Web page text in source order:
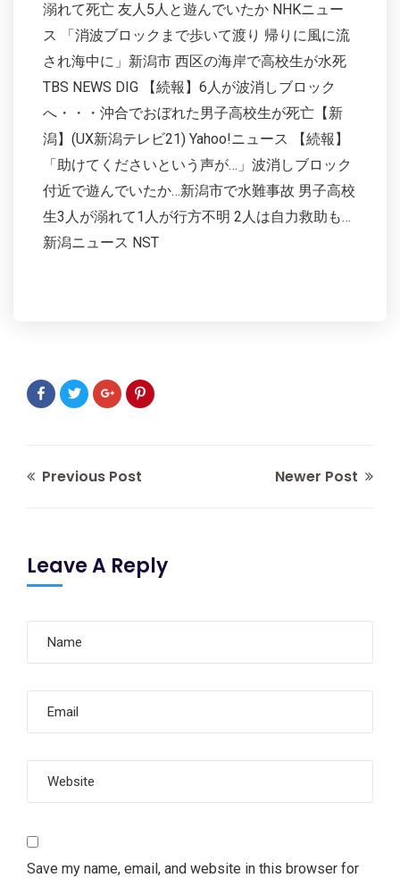
溺れて死亡 友人5人と遊んでいたか NHKニュー
ス 「消波ブロックまで歩いて渡り 帰りに風に流
され海中に」新潟市 西区の海岸で高校生が水死
TBS NEWS DIG 【続報】6人が波消しブロック
へ・・・沖合でおぼれた男子高校生が死亡【新
潟】(UX新潟テレビ21) Yahoo!ニュース 【続報】
「助けてくださいという声が…」波消しブロック
付近で遊んでいたか…新潟市で水難事故 男子高校
生3人が溺れて1人が行方不明 2人は自力救助も…
新潟ニュース NST
Previous Post Newer Post
Leave A Reply
Save my name, email, and website in this browser for